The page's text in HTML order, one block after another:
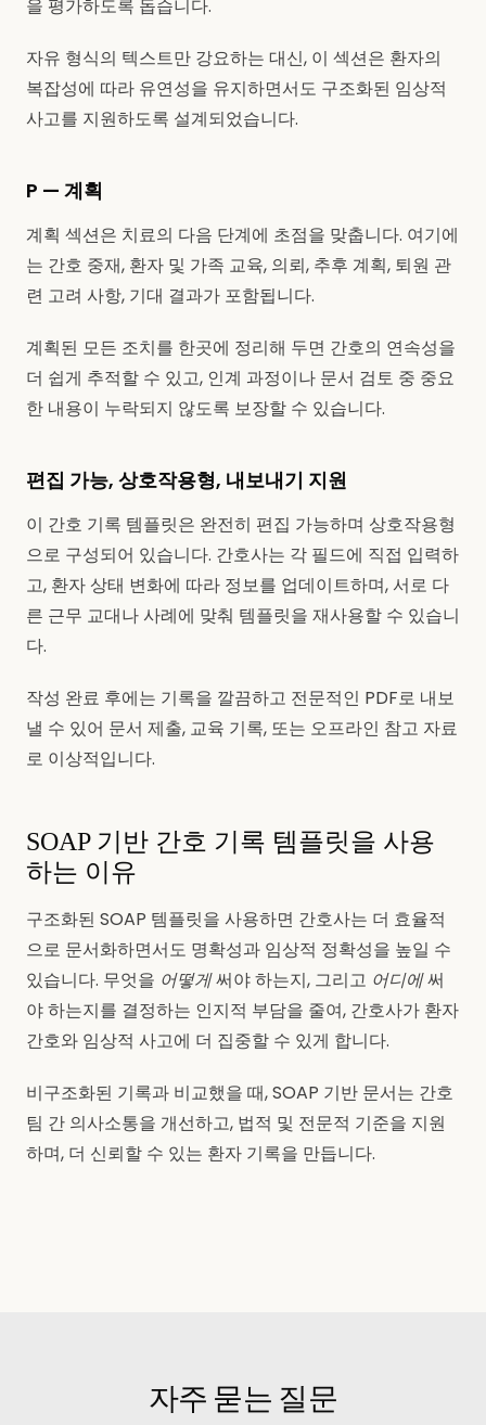
을 평가하도록 돕습니다.
자유 형식의 텍스트만 강요하는 대신, 이 섹션은 환자의
복잡성에 따라 유연성을 유지하면서도 구조화된 임상적
사고를 지원하도록 설계되었습니다.
P — 계획
계획 섹션은 치료의 다음 단계에 초점을 맞춥니다. 여기에
는 간호 중재, 환자 및 가족 교육, 의뢰, 추후 계획, 퇴원 관
련 고려 사항, 기대 결과가 포함됩니다.
계획된 모든 조치를 한곳에 정리해 두면 간호의 연속성을
더 쉽게 추적할 수 있고, 인계 과정이나 문서 검토 중 중요
한 내용이 누락되지 않도록 보장할 수 있습니다.
편집 가능, 상호작용형, 내보내기 지원
이 간호 기록 템플릿은 완전히 편집 가능하며 상호작용형
으로 구성되어 있습니다. 간호사는 각 필드에 직접 입력하
고, 환자 상태 변화에 따라 정보를 업데이트하며, 서로 다
른 근무 교대나 사례에 맞춰 템플릿을 재사용할 수 있습니
다.
작성 완료 후에는 기록을 깔끔하고 전문적인 PDF로 내보
낼 수 있어 문서 제출, 교육 기록, 또는 오프라인 참고 자료
로 이상적입니다.
SOAP 기반 간호 기록 템플릿을 사용
하는 이유
구조화된 SOAP 템플릿을 사용하면 간호사는 더 효율적
으로 문서화하면서도 명확성과 임상적 정확성을 높일 수
있습니다. 무엇을 어떻게써야 하는지, 그리고 어디에써
야 하는지를 결정하는 인지적 부담을 줄여, 간호사가 환자
간호와 임상적 사고에 더 집중할 수 있게 합니다.
비구조화된 기록과 비교했을 때, SOAP 기반 문서는 간호
팀 간 의사소통을 개선하고, 법적 및 전문적 기준을 지원
하며, 더 신뢰할 수 있는 환자 기록을 만듭니다.
자주 묻는 질문